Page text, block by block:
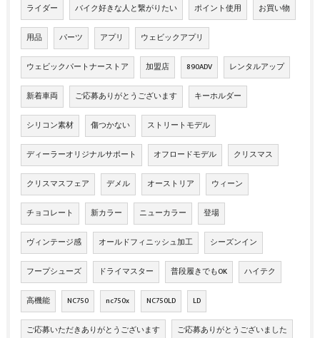
ライダー バイク好きな人と繋がりたい ポイント使用 お買い物
用品 パーツ アプリ ウェビックアプリ
ウェビックパートナーストア 加盟店 890ADV レンタルアップ
新着車両 ご応募ありがとうございます キーホルダー
シリコン素材 傷つかない ストリートモデル
ディーラーオリジナルサポート オフロードモデル クリスマス
クリスマスフェア デメル オーストリア ウィーン
チョコレート 新カラー ニューカラー 登場
ヴィンテージ感 オールドフィニッシュ加工 シーズンイン
フープシューズ ドライマスター 普段履きでもOK ハイテク
高機能 NC750 nc750x NC750LD LD
ご応募いただきありがとうございます ご応募ありがとうございました